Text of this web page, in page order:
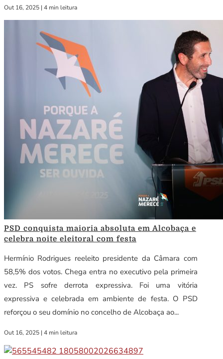
Out 16, 2025 | 4 min leitura
PSD conquista maioria absoluta em Alcobaça e
celebra noite eleitoral com festa
Hermínio Rodrigues reeleito presidente da Câmara com
58,5% dos votos. Chega entra no executivo pela primeira
vez. PS sofre derrota expressiva. Foi uma vitória
expressiva e celebrada em ambiente de festa. O PSD
reforçou o seu domínio no concelho de Alcobaça ao...
Out 16, 2025 | 4 min leitura